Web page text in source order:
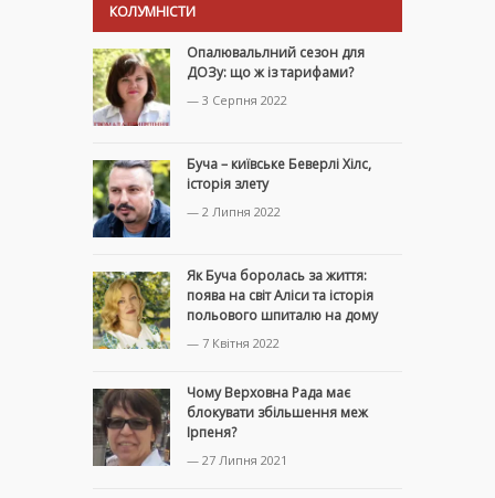
КОЛУМНІСТИ
Опалювальлний сезон для
ДОЗу: що ж із тарифами?
— 3 Серпня 2022
Буча – київське Беверлі Хілс,
історія злету
— 2 Липня 2022
Як Буча боролась за життя:
поява на світ Аліси та історія
польового шпиталю на дому
— 7 Квітня 2022
Чому Верховна Рада має
блокувати збільшення меж
Ірпеня?
— 27 Липня 2021